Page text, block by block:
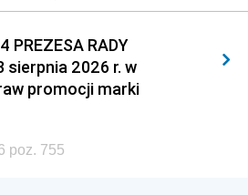
2013 2012
2010 2009
2007 2006
PREZESA RADY
sierpnia 2026 r. w
promocji marki
poz. 755